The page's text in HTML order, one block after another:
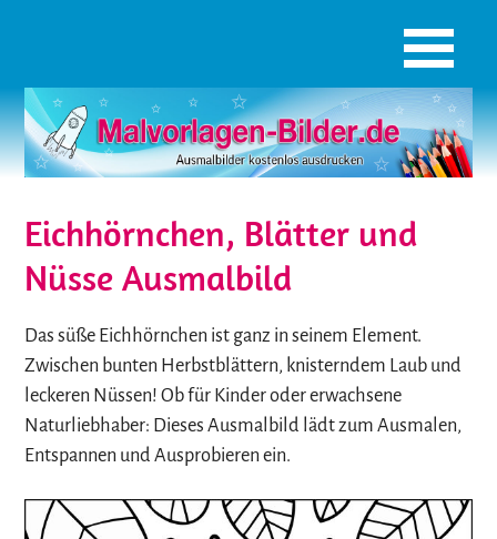
Eichhörnchen, Blätter und
Nüsse Ausmalbild
Das süße Eichhörnchen ist ganz in seinem Element.
Zwischen bunten Herbstblättern, knisterndem Laub und
leckeren Nüssen! Ob für Kinder oder erwachsene
Naturliebhaber: Dieses Ausmalbild lädt zum Ausmalen,
Entspannen und Ausprobieren ein.